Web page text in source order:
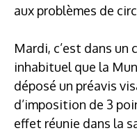
aux problèmes de
Mardi, c’est dans un
inhabituel que la
déposé un préavis
d’imposition de 3
effet réunie dans la